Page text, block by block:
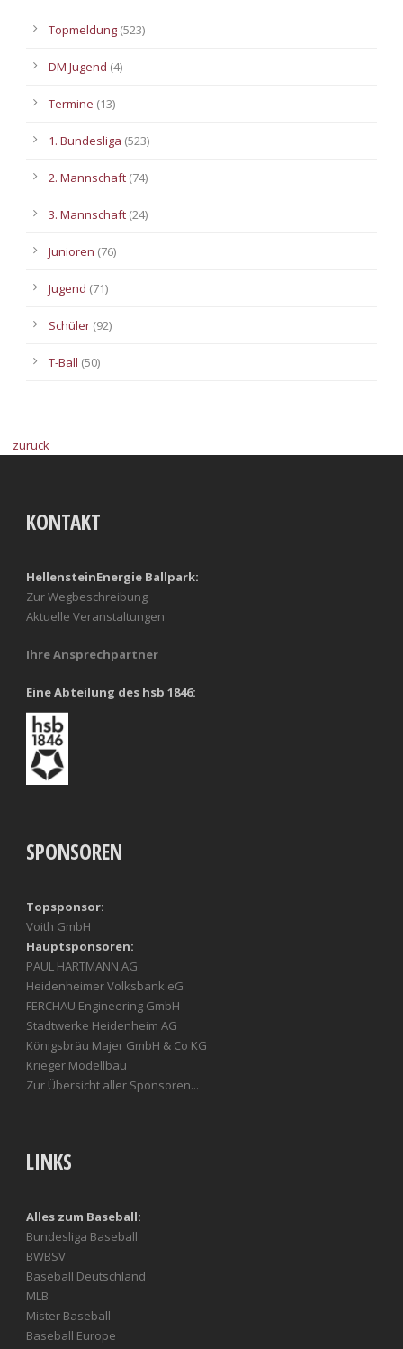
Topmeldung (523)
DM Jugend (4)
Termine (13)
1. Bundesliga (523)
2. Mannschaft (74)
3. Mannschaft (24)
Junioren (76)
Jugend (71)
Schüler (92)
T-Ball (50)
zurück
KONTAKT
HellensteinEnergie Ballpark:
Zur Wegbeschreibung
Aktuelle Veranstaltungen
Ihre Ansprechpartner
Eine Abteilung des hsb 1846:
SPONSOREN
Topsponsor:
Voith GmbH
Hauptsponsoren:
PAUL HARTMANN AG
Heidenheimer Volksbank eG
FERCHAU Engineering GmbH
Stadtwerke Heidenheim AG
Königsbräu Majer GmbH & Co KG
Krieger Modellbau
Zur Übersicht aller Sponsoren...
LINKS
Alles zum Baseball:
Bundesliga Baseball
BWBSV
Baseball Deutschland
MLB
Mister Baseball
Baseball Europe